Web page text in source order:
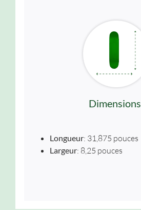
Dimensions
Longueur: 31,875 pouces
Largeur: 8,25 pouces